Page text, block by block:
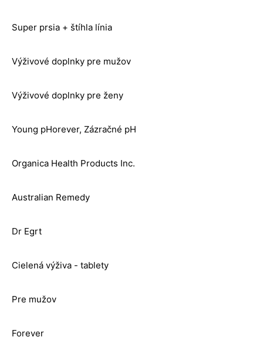
Super prsia + štíhla línia
Výživové doplnky pre mužov
Výživové doplnky pre ženy
Young pHorever, Zázračné pH
Organica Health Products Inc.
Australian Remedy
Dr Egrt
Cielená výživa - tablety
Pre mužov
Forever